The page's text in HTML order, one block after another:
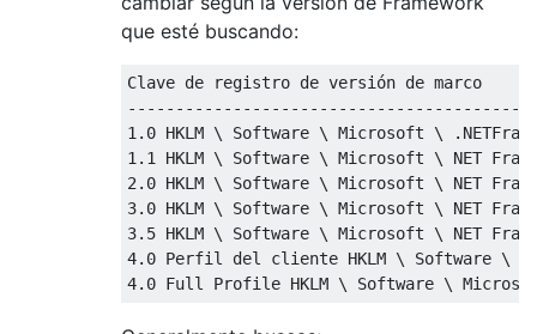
que esté buscando:
Clave de registro de versión de marco
1.0 HKLM \ Software \ Microsoft \
1.1 HKLM \ Software \ Microsoft \ NET
2.0 HKLM \ Software \ Microsoft \ NET
3.0 HKLM \ Software \ Microsoft \ NET
3.5 HKLM \ Software \ Microsoft \ NET
4.0 Perfil del cliente HKLM \ Software \